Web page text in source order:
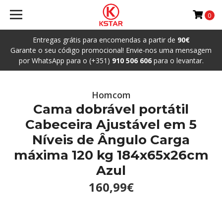
Entregas grátis para encomendas a partir de 90€
Garante o seu código promocional! Envie-nos uma mensagem
por WhatsApp para o (+351) 910 506 606para o levantar.
0
Homcom
Cama dobrável portátil
Cabeceira Ajustável em 5
Níveis de Ângulo Carga
máxima 120 kg 184x65x26cm
Azul
160,99€